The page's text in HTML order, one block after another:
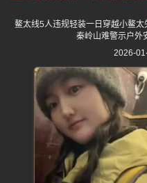
鳌太线5人违规轻装一日穿越小鳌
秦岭山难警示户外
2026-